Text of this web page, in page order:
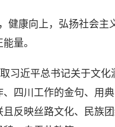
康向上，弘扬社会主
量。
近平总书记关于文化
四川工作的金句、用
且反映丝路文化、民族